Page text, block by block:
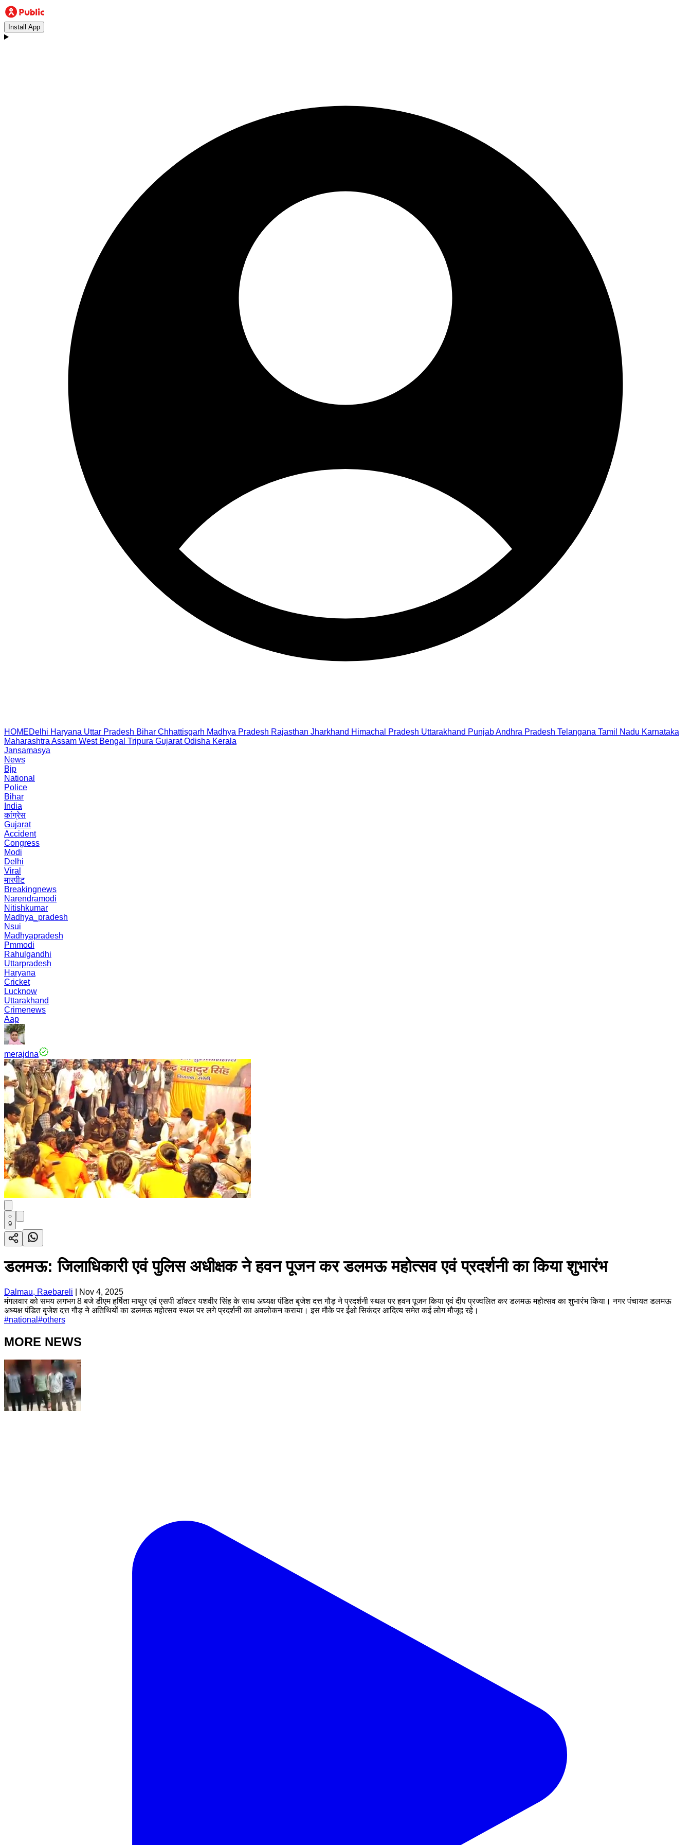
Install App
HOMEDelhi Haryana Uttar Pradesh Bihar Chhattisgarh Madhya Pradesh Rajasthan Jharkhand Himachal Pradesh Uttarakhand PunjabAndhra Pradesh Telangana Tamil Nadu Karnataka
Maharashtra Assam West Bengal Tripura Gujarat Odisha Kerala
Jansamasya
News
Bjp
National
Police
Bihar
India
कांग्रेस
Gujarat
Accident
Congress
Modi
Delhi
Viral
मारपीट
Breakingnews
Narendramodi
Nitishkumar
Madhya_pradesh
Nsui
Madhyapradesh
Pmmodi
Rahulgandhi
Uttarpradesh
Haryana
Cricket
Lucknow
Uttarakhand
Crimenews
Aap
merajdna
9
डलमऊ: जिलाधिकारी एवं पुलिस अधीक्षक ने हवन पूजन कर डलमऊ महोत्सव एवं प्रदर्शनी का किया शुभारंभ
Dalmau, Raebareli
Nov 4, 2025
मंगलवार को समय लगभग 8 बजे डीएम हर्षिता माथुर एवं एसपी डॉक्टर यशवीर सिंह के साथ अध्यक्ष पंडित बृजेश दत्त गौड़ ने प्रदर्शनी स्थल पर हवन पूजन किया एवं दीप प्रज्वलित कर डलमऊ महोत्सव का शुभारंभ किया। नगर पंचायत डलमऊ
अध्यक्ष पंडित बृजेश दत्त गौड़ ने अतिथियों का डलमऊ महोत्सव स्थल पर लगे प्रदर्शनी का अवलोकन कराया। इस मौके पर ईओ सिकंदर आदित्य समेत कई लोग मौजूद रहे।
#national #others
MORE NEWS